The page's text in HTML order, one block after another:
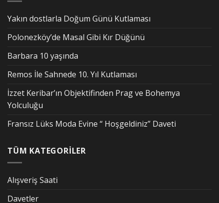
Yakın dostlarla Doğum Günü Kutlaması
Polonezköy’de Masal Gibi Kır Düğünü
Barbara 10 yaşında
Remos İle Sahnede 10. Yıl Kutlaması
İzzet Keribar’ın Objektifinden Prag ve Bohemya
Yolculuğu
Fransız Lüks Moda Evine “ Hoşgeldiniz” Daveti
TÜM KATEGORİLER
Alışveriş Saati
Davetler